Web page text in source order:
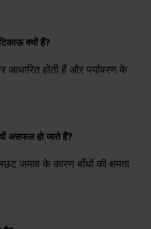
क्यों हैं?
आधारित होती हैं और पर्यावरण के
असफल हो जाते हैं?
जमाव के कारण बाँधों की क्षमता